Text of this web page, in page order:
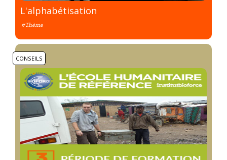
L'alphabétisation
#Thème
CONSEILS